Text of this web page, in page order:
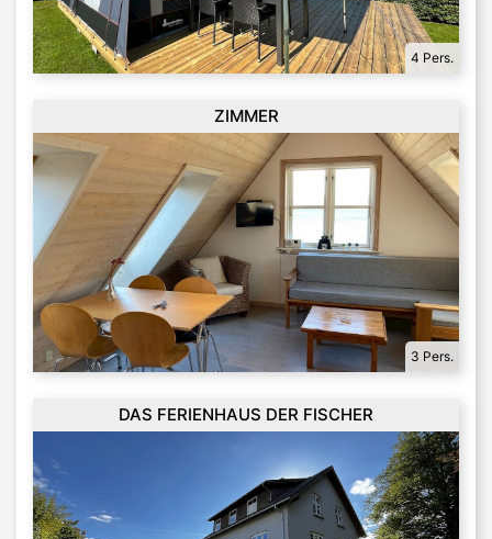
4 Pers.
ZIMMER
3 Pers.
DAS FERIENHAUS DER FISCHER